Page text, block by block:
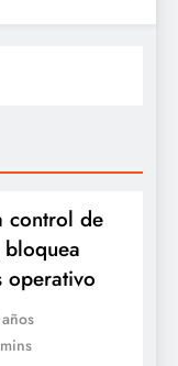
control de
bloquea
operativo